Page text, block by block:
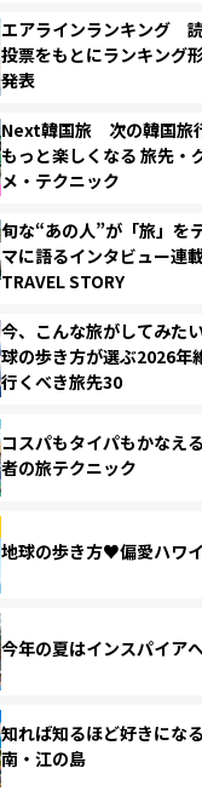
エアラインランキング
投票をもとにランキング
発表
Next韓国旅 次の韓国旅
もっと楽しくなる 旅先・
メ・テクニック
旬な“あの人”が「旅」を
マに語るインタビュー連
TRAVEL STORY
今、こんな旅がしてみた
球の歩き方が選ぶ2026年
行くべき旅先30
コスパもタイパもかなえ
者の旅テクニック
地球の歩き方♥偏愛ハワイ
今年の夏はインスパイア
知れば知るほど好きにな
南・江の島